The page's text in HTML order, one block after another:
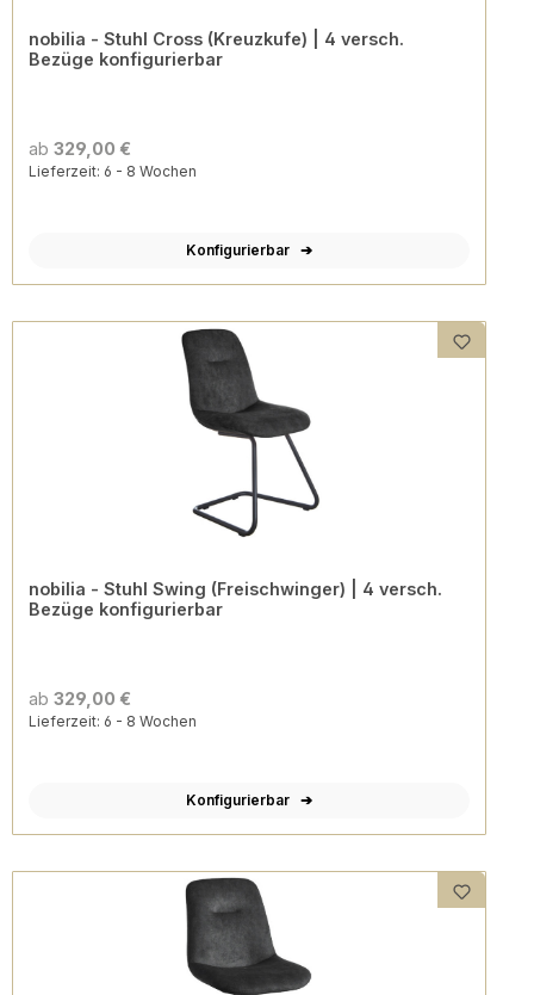
nobilia - Stuhl Cross (Kreuzkufe) | 4 versch.
Bezüge konfigurierbar
ab 329,00 €
Lieferzeit: 6 - 8 Wochen
Konfigurierbar
nobilia - Stuhl Swing (Freischwinger) | 4 versch.
Bezüge konfigurierbar
ab 329,00 €
Lieferzeit: 6 - 8 Wochen
Konfigurierbar